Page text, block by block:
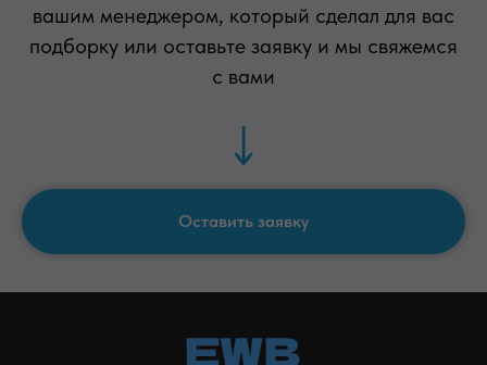
вашим менеджером, который сделал для вас
подборку или оставьте заявку и мы свяжемся
с вами
Оставить заявку
artemplot@gmail.com